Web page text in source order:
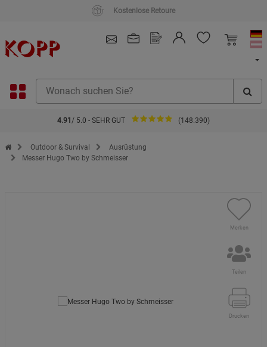
Kostenlose Retoure
4.91 / 5.0 - SEHR GUT (148.390)
Zur Startseite des Kopp Verlag Online-Shop
Outdoor & Survival
Ausrüstung
Messer Hugo Two by Schmeisser
Merken
Teilen
Drucken